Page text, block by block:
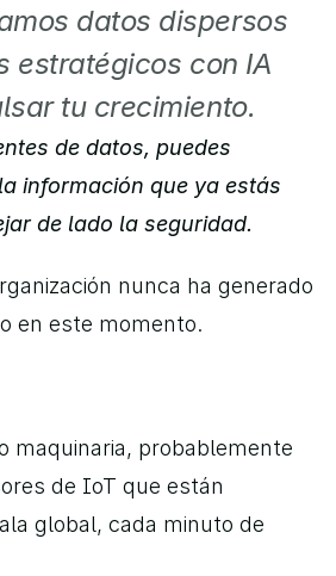
datos dispersos
estratégicos con IA
tu crecimiento.
de datos, puedes
información que ya estás
de lado la seguridad.
nunca ha generado
en este momento.
maquinaria, probablemente
de IoT que están
global, cada minuto de